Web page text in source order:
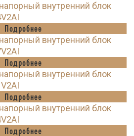
внутренний блок
Подробнее
внутренний блок
Подробнее
внутренний блок
Подробнее
внутренний блок
Подробнее